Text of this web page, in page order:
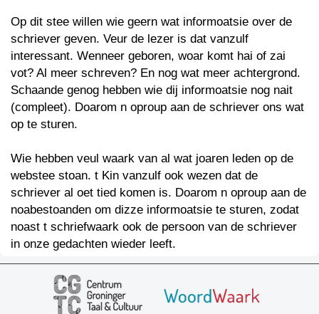
Op dit stee willen wie geern wat informoatsie over de
schriever geven. Veur de lezer is dat vanzulf
interessant. Wenneer geboren, woar komt hai of zai
vot? Al meer schreven? En nog wat meer achtergrond.
Schaande genog hebben wie dij informoatsie nog nait
(compleet). Doarom n oproup aan de schriever ons wat
op te sturen.
Wie hebben veul waark van al wat joaren leden op de
webstee stoan. t Kin vanzulf ook wezen dat de
schriever al oet tied komen is. Doarom n oproup aan de
noabestoanden om dizze informoatsie te sturen, zodat
noast t schriefwaark ook de persoon van de schriever
in onze gedachten wieder leeft.